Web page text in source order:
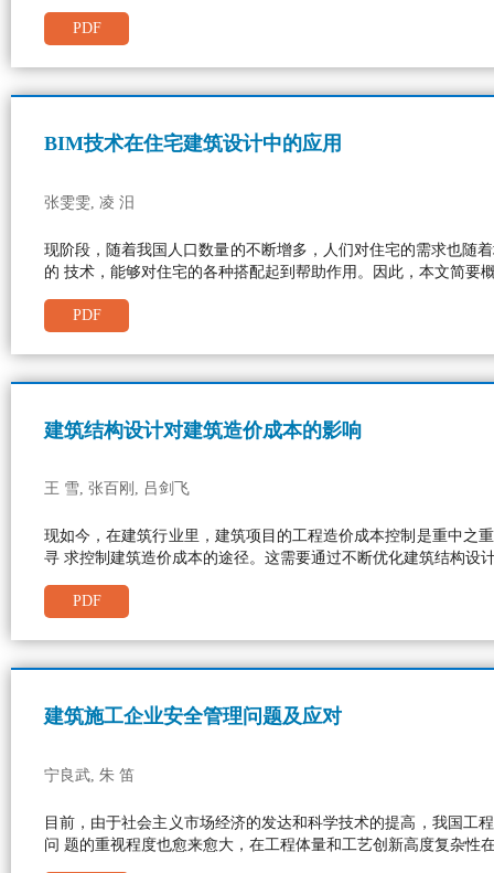
PDF
BIM技术在住宅建筑设计中的应用
张雯雯, 凌 汨
现阶段，随着我国人口数量的不断增多，人们对住宅的需求也随
的 技术，能够对住宅的各种搭配起到帮助作用。因此，本文简要
PDF
建筑结构设计对建筑造价成本的影响
王 雪, 张百刚, 吕剑飞
现如今，在建筑行业里，建筑项目的工程造价成本控制是重中之
寻 求控制建筑造价成本的途径。这需要通过不断优化建筑结构设
PDF
建筑施工企业安全管理问题及应对
宁良武, 朱 笛
目前，由于社会主义市场经济的发达和科学技术的提高，我国工
问 题的重视程度也愈来愈大，在工程体量和工艺创新高度复杂